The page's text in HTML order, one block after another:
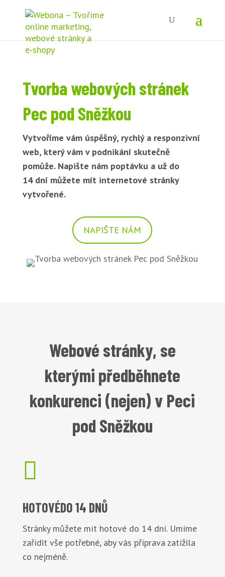
Tvorba webových stránek
Pec pod Sněžkou
Vytvoříme vám úspěšný, rychlý a responzivní
web, který vám v podnikání skutečně
pomůže. Napište nám poptávku a už do
14 dní můžete mít internetové stránky
vytvořené.
NAPIŠTE NÁM
Webové stránky, se
kterými předběhnete
konkurenci (nejen) v Peci
pod Sněžkou

HOTOVÉDO 14 DNŮ
Stránky můžete mít hotové do 14 dní. Umíme
zařídit vše potřebné, aby vás příprava zatížila
co nejméně.